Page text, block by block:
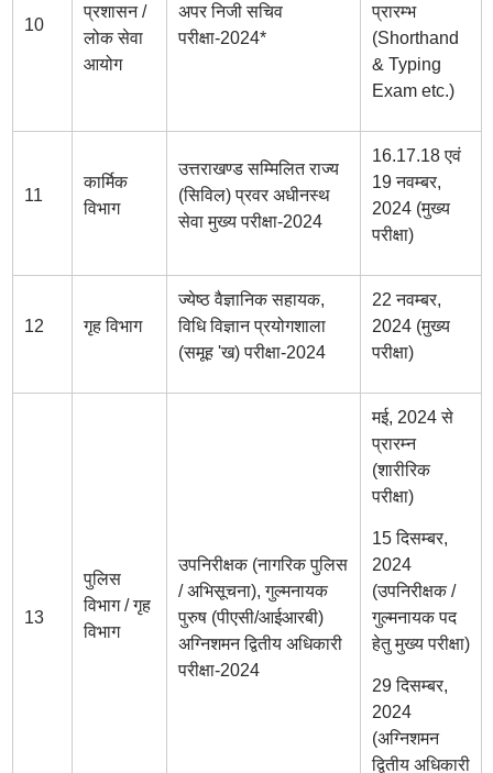
10
प्रशासन /
लोक सेवा
आयोग
अपर निजी सचिव
परीक्षा-2024*
प्रारम्भ
(Shorthand
& Typing
Exam etc.)
11
कार्मिक
विभाग
उत्तराखण्ड सम्मिलित राज्य
(सिविल) प्रवर अधीनस्थ
सेवा मुख्य परीक्षा-2024
16.17.18 एवं
19 नवम्बर,
2024 (मुख्य
परीक्षा)
12 गृह विभाग
ज्येष्ठ वैज्ञानिक सहायक,
विधि विज्ञान प्रयोगशाला
(समूह 'ख) परीक्षा-2024
22 नवम्बर,
2024 (मुख्य
परीक्षा)
13
पुलिस
विभाग / गृह
विभाग
उपनिरीक्षक (नागरिक पुलिस
/ अभिसूचना), गुल्मनायक
पुरुष (पीएसी/आईआरबी)
अग्निशमन द्वितीय अधिकारी
परीक्षा-2024
मई, 2024 से
प्रारम्न
(शारीरिक
परीक्षा)
15 दिसम्बर,
2024
(उपनिरीक्षक /
गुल्मनायक पद
हेतु मुख्य परीक्षा)
29 दिसम्बर,
2024
(अग्निशमन
द्वितीय अधिकारी